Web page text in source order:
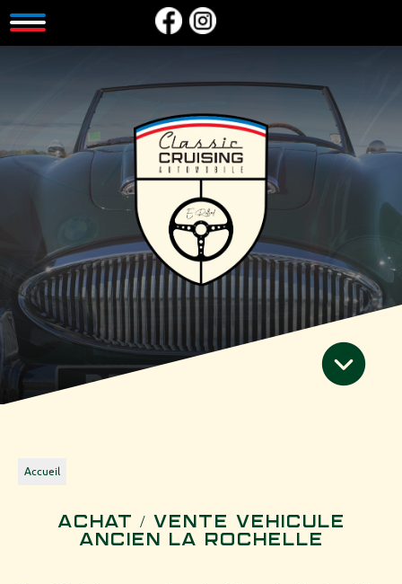
Accueil
Achat / Vente Véhicule
ancien La Rochelle